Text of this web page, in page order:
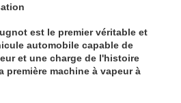
est le premier véritable et
automobile capable de
et une charge de l'histoire
première machine à vapeur à